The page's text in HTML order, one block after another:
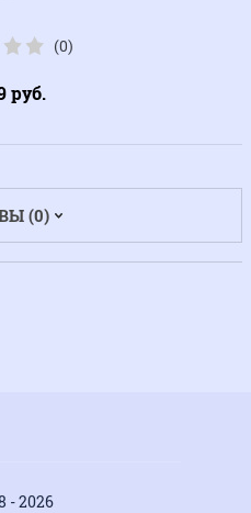
(0)
руб.
(0)
- 2026